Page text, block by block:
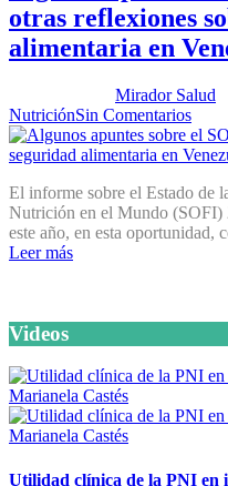
otras reflexiones
alimentaria en
Mirador Salud
NutriciónSin Comentarios
El informe sobre el Estado de
Nutrición en el Mundo (SOFI)
este año, en esta oportunidad,
Leer más
Videos
Utilidad clínica de la PNI en